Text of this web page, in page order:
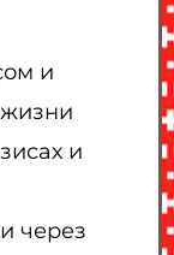
и
и
через